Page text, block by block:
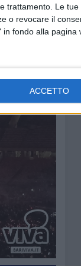
trattamento. Le
o revocare il
fondo alla pagina
ACCETTO